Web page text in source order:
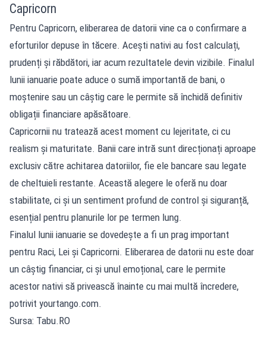
Capricorn
Pentru Capricorn, eliberarea de datorii vine ca o confirmare a
eforturilor depuse în tăcere. Acești nativi au fost calculați,
prudenți și răbdători, iar acum rezultatele devin vizibile. Finalul
lunii ianuarie poate aduce o sumă importantă de bani, o
moștenire sau un câștig care le permite să închidă definitiv
obligații financiare apăsătoare.
Capricornii nu tratează acest moment cu lejeritate, ci cu
realism și maturitate. Banii care intră sunt direcționați aproape
exclusiv către achitarea datoriilor, fie ele bancare sau legate
de cheltuieli restante. Această alegere le oferă nu doar
stabilitate, ci și un sentiment profund de control și siguranță,
esențial pentru planurile lor pe termen lung.
Finalul lunii ianuarie se dovedește a fi un prag important
pentru Raci, Lei și Capricorni. Eliberarea de datorii nu este doar
un câștig financiar, ci și unul emoțional, care le permite
acestor nativi să privească înainte cu mai multă încredere,
potrivit yourtango.com.
Sursa: Tabu.RO